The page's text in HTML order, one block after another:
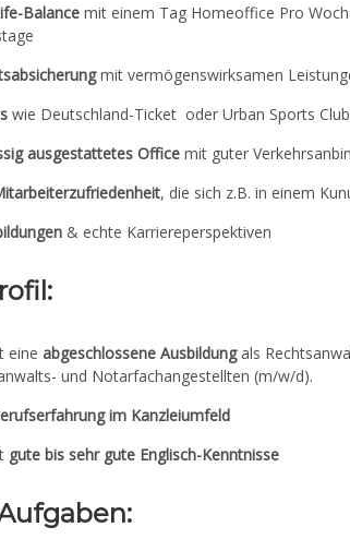
Balance mit einem Tag Homeoffice Pro
mit vermögenswirksamen
wie Deutschland-Ticket oder Urban Sports Club
ausgestattetes Office mit guter
, die sich z.B. in einem
& echte Karriereperspektiven
eine abgeschlossene Ausbildungals
und Notarfachangestellten (m/w/d).
im Kanzleiumfeld
gute bis sehr gute Englisch-Kenntnisse